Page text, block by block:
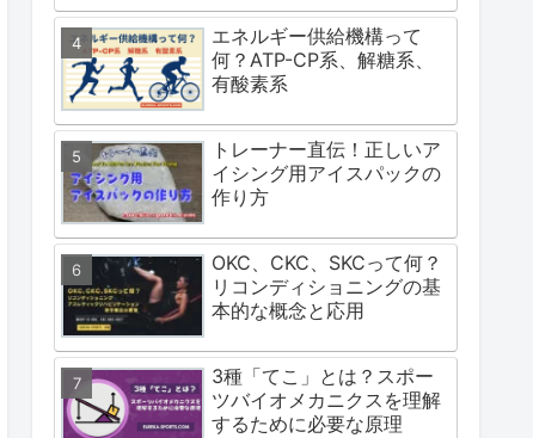
エネルギー供給機構って
何？ATP-CP系、解糖系、
有酸素系
トレーナー直伝！正しいア
イシング用アイスパックの
作り方
OKC、CKC、SKCって何？
リコンディショニングの基
本的な概念と応用
3種「てこ」とは？スポー
ツバイオメカニクスを理解
するために必要な原理